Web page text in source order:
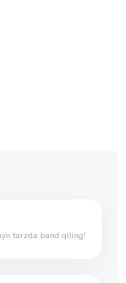
tarzda band qiling!